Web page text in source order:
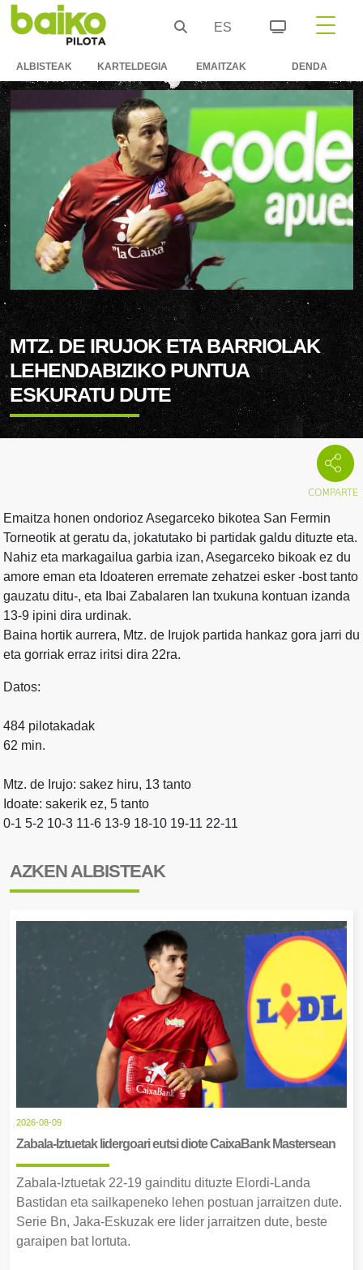
ES
ALBISTEAK KARTELDEGIA EMAITZAK DENDA
MTZ. DE IRUJOK ETA BARRIOLAK
LEHENDABIZIKO PUNTUA
ESKURATU DUTE
Emaitza honen ondorioz Asegarceko bikotea San Fermin
Torneotik at geratu da, jokatutako bi partidak galdu dituzte eta.
Nahiz eta markagailua garbia izan, Asegarceko bikoak ez du
amore eman eta Idoateren erremate zehatzei esker -bost tanto
gauzatu ditu-, eta Ibai Zabalaren lan txukuna kontuan izanda
13-9 ipini dira urdinak.
Baina hortik aurrera, Mtz. de Irujok partida hankaz gora jarri du
eta gorriak erraz iritsi dira 22ra.
Datos:
484 pilotakadak
62 min.
Mtz. de Irujo: sakez hiru, 13 tanto
Idoate: sakerik ez, 5 tanto
0-1 5-2 10-3 11-6 13-9 18-10 19-11 22-11
AZKEN ALBISTEAK
2026-08-09
Zabala-Iztuetak lidergoari eutsi diote CaixaBank Mastersean
Zabala-Iztuetak 22-19 gainditu dituzte Elordi-Landa
Bastidan eta sailkapeneko lehen postuan jarraitzen dute.
Serie Bn, Jaka-Eskuzak ere lider jarraitzen dute, beste
garaipen bat lortuta.